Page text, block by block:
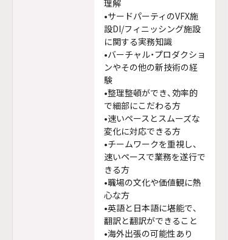
理解
•サードパーティのVFX施
設DI/フィニッシング施設
に関する実務知識
•バーチャル・プロダクショ
ンやその他の新技術の経
験
•整理整頓ができ、効率的
で細部にこだわる方
•速いペースとスムーズな
変化に対応できる方
•チームワークを重視し、
速いペースで業務を遂行で
きる方
•職場の文化や価値観に熱
心な方
•英語と日本語に堪能で、
翻訳と翻訳ができること
•海外出張の可能性あり